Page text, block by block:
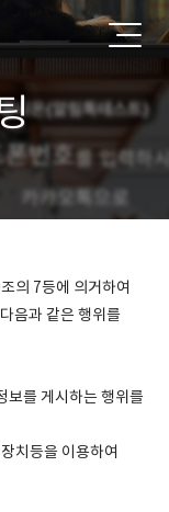
의 7등에 의거하여
음과 같은 행위를
보를 게시하는 행위를
치등을 이용하여